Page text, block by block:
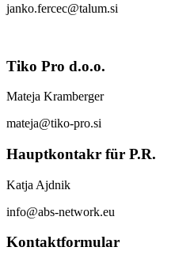
janko.fercec@talum.si
Tiko Pro d.o.o.
Mateja Kramberger
mateja@tiko-pro.si
Hauptkontakr für P.R.
Katja Ajdnik
info@abs-network.eu
Kontaktformular